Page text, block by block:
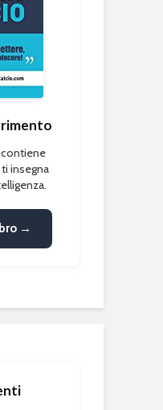
insegna
→